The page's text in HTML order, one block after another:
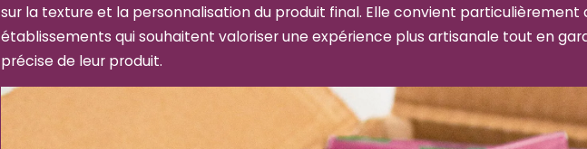
sur la texture et la personnalisation du produit final. Elle convient particulièrement
établissements qui souhaitent valoriser une expérience plus artisanale tout en
précise de leur produit.